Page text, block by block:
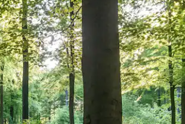
las teclas de las flechas hacia arriba y